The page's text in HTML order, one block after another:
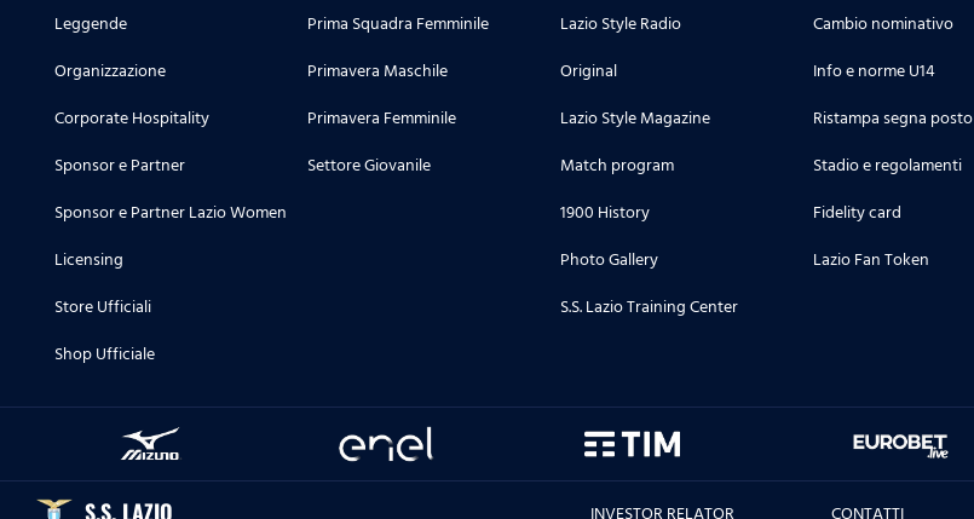
Leggende
Organizzazione
Corporate Hospitality
Sponsor e Partner
Sponsor e Partner Lazio Women
Licensing
Store Ufficiali
Shop Ufficiale
Prima Squadra Femminile
Primavera Maschile
Primavera Femminile
Settore Giovanile
Lazio Style Radio
Original
Lazio Style Magazine
Match program
1900 History
Photo Gallery
S.S. Lazio Training Center
Cambio nominativo
Info e norme U14
Ristampa segna posto
Stadio e regolamenti
Fidelity card
Lazio Fan Token
S.S. LAZIO